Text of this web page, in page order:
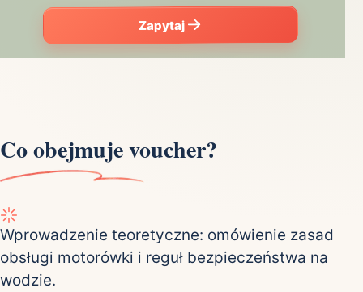
Zapytaj
Co obejmuje voucher?
Wprowadzenie teoretyczne: omówienie zasad
obsługi motorówki i reguł bezpieczeństwa na
wodzie.